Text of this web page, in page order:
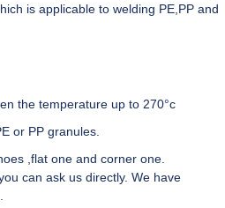
is applicable to welding PE,PP and
the temperature up to 270°c
or PP granules.
,flat one and corner one.
can ask us directly. We have